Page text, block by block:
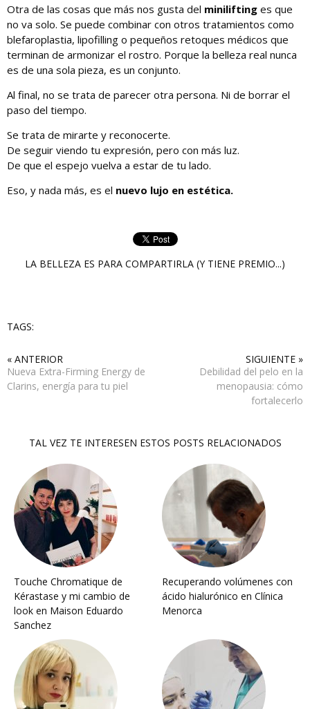
Otra de las cosas que más nos gusta del minilifting es que
no va solo. Se puede combinar con otros tratamientos como
blefaroplastia, lipofilling o pequeños retoques médicos que
terminan de armonizar el rostro. Porque la belleza real nunca
es de una sola pieza, es un conjunto.
Al final, no se trata de parecer otra persona. Ni de borrar el
paso del tiempo.
Se trata de mirarte y reconocerte.
De seguir viendo tu expresión, pero con más luz.
De que el espejo vuelva a estar de tu lado.
Eso, y nada más, es el nuevo lujo en estética.
LA BELLEZA ES PARA COMPARTIRLA (Y TIENE PREMIO...)
TAGS:
« ANTERIOR
Nueva Extra-Firming Energy de
Clarins, energía para tu piel
SIGUIENTE »
Debilidad del pelo en la
menopausia: cómo
fortalecerlo
TAL VEZ TE INTERESEN ESTOS POSTS RELACIONADOS
Touche Chromatique de
Kérastase y mi cambio de
look en Maison Eduardo
Sanchez
Recuperando volúmenes con
ácido hialurónico en Clínica
Menorca